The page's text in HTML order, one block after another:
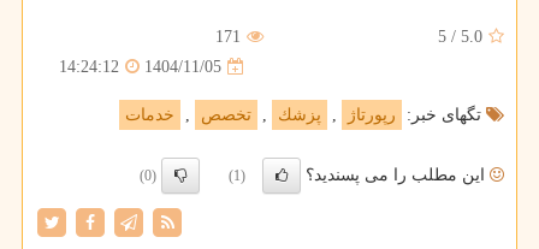
5.0
/
5
171
1404/11/05
14:24:12
تگهای خبر: رپورتاژ , پزشك , تخصص , خدمات
این مطلب را می پسندید؟ (1)
(0)